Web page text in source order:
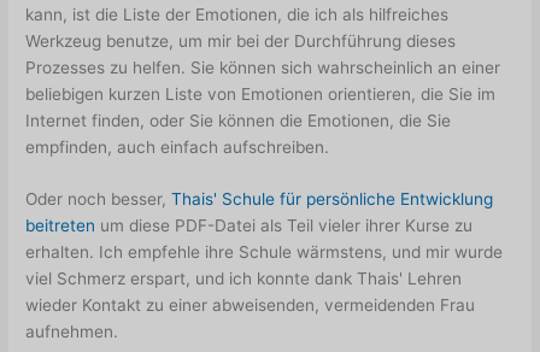
kann, ist die Liste der Emotionen, die ich als hilfreiches
Werkzeug benutze, um mir bei der Durchführung dieses
Prozesses zu helfen. Sie können sich wahrscheinlich an einer
beliebigen kurzen Liste von Emotionen orientieren, die Sie im
Internet finden, oder Sie können die Emotionen, die Sie
empfinden, auch einfach aufschreiben.
Oder noch besser,Thais' Schule für persönliche Entwicklung
beitreten um diese PDF-Datei als Teil vieler ihrer Kurse zu
erhalten. Ich empfehle ihre Schule wärmstens, und mir wurde
viel Schmerz erspart, und ich konnte dank Thais' Lehren
wieder Kontakt zu einer abweisenden, vermeidenden Frau
aufnehmen.